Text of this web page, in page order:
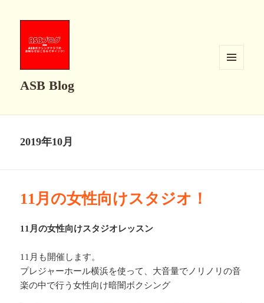
ASB Blog
2019年10月
11月の女性向けスタジオ！
11月の女性向けスタジオレッスン
11月も開催します。
プレジャーホール横浜を使って、大音量でノリノリの音
楽の中で行う女性向け暗闇ボクシング